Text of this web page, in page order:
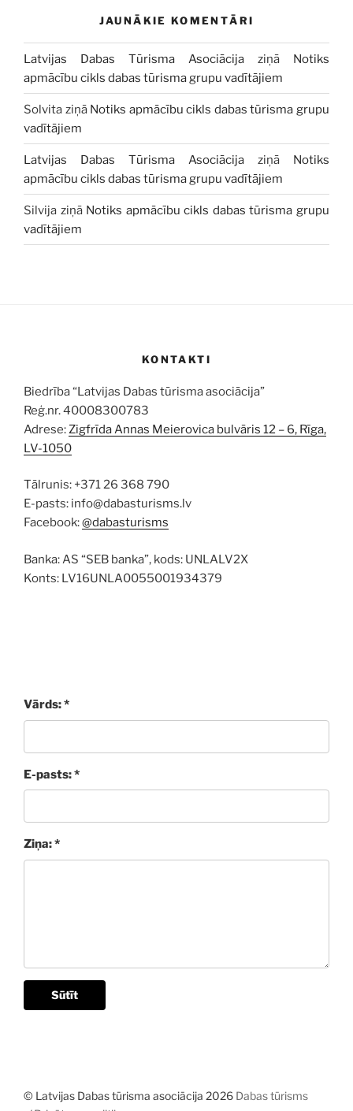
JAUNĀKIE KOMENTĀRI
Latvijas Dabas Tūrisma Asociācija ziņā Notiks
apmācību cikls dabas tūrisma grupu vadītājiem
Solvita ziņā Notiks apmācību cikls dabas tūrisma grupu
vadītājiem
Latvijas Dabas Tūrisma Asociācija ziņā Notiks
apmācību cikls dabas tūrisma grupu vadītājiem
Silvija ziņā Notiks apmācību cikls dabas tūrisma grupu
vadītājiem
KONTAKTI
Biedrība “Latvijas Dabas tūrisma asociācija”
Reģ.nr. 40008300783
Adrese:Zigfrīda Annas Meierovica bulvāris 12 – 6, Rīga,
LV-1050
Tālrunis: +371 26 368 790
E-pasts: info@dabasturisms.lv
Facebook:@dabasturisms
Banka: AS “SEB banka”, kods: UNLALV2X
Konts: LV16UNLA0055001934379
Vārds: *
E-pasts: *
Ziņa: *
Sūtīt
© Latvijas Dabas tūrisma asociācija 2026 Dabas tūrisms